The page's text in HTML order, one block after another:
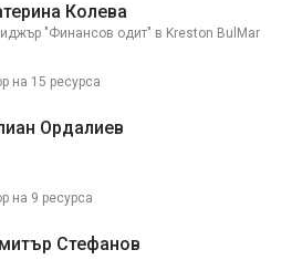
Колева
"Финансов одит" в Kreston BulMar
на 15 ресурса
Ордалиев
на 9 ресурса
Стефанов